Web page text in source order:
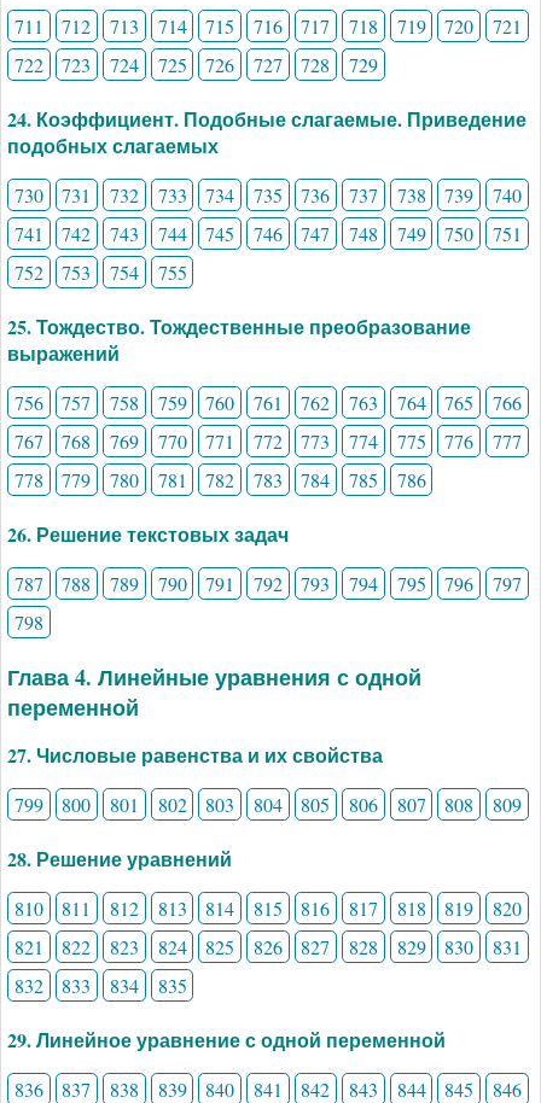
711 712 713 714 715 716 717 718 719 720
721
722
723 724 725 726 727 728 729
24. Коэффициент. Подобные слагаемые. Приведение
подобных слагаемых
730 731 732 733 734 735 736 737 738 739
740
741
742 743 744 745 746 747 748 749 750
751
752
753 754 755
25. Тождество. Тождественные преобразование
выражений
756 757 758 759 760 761 762 763 764 765
766
767
768 769 770 771 772 773 774 775 776
777
778
779 780 781 782 783 784 785 786
26. Решение текстовых задач
787 788 789 790 791 792 793 794 795 796
797
798
Глава 4. Линейные уравнения с одной
переменной
27. Числовые равенства и их свойства
799 800 801 802 803 804 805 806 807 808 809
28. Решение уравнений
810 811 812 813 814 815 816 817 818 819
820
821
822 823 824 825 826 827 828 829 830
831
832
833 834 835
29. Линейное уравнение с одной переменной
836 837 838 839 840 841 842 843 844 845
846